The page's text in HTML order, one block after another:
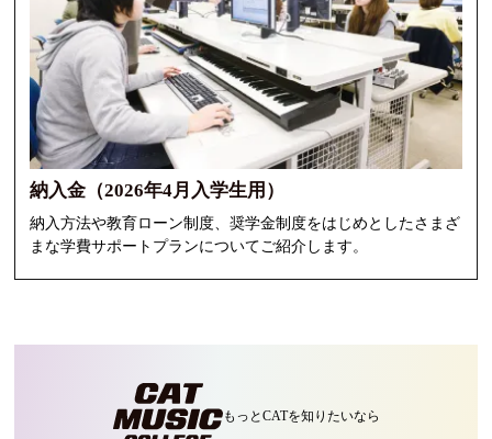
納入金（2026年4月入学生用）
納入方法や教育ローン制度、奨学金制度をはじめとしたさまざ
まな学費サポートプランについてご紹介します。
もっとCATを知りたいなら